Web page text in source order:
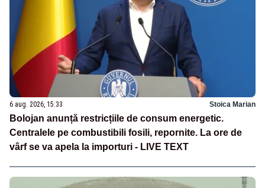
6 aug. 2026, 15:33 Stoica Marian
Bolojan anunță restricțiile de consum energetic.
Centralele pe combustibili fosili, repornite. La ore de
vârf se va apela la importuri - LIVE TEXT